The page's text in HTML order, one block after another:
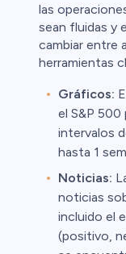
las
sean fluidas y
cambiar entre
herramientas
Gráficos:
el S&P 500
intervalos
hasta 1
Noticias:
noticias
incluido el
(positivo,